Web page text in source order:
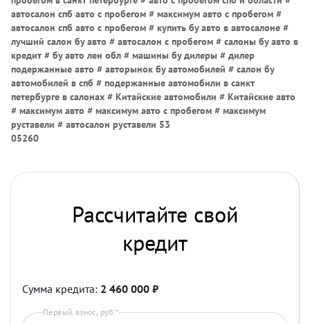
автосалон спб авто с пробегом # максимум авто с пробегом #
автосалон спб авто с пробегом # купить бу авто в автосалоне #
лучший салон бу авто # автосалон с пробегом # салоны бу авто в
кредит # бу авто лен обл # машины бу дилеры # дилер
подержанные авто # авторынок бу автомобилей # салон бу
автомобилей в спб # подержанные автомобили в санкт
петербурге в салонах # Китайские автомобили # Китайские авто
# максимум авто # максимум авто с пробегом # максимум
руставели # автосалон руставели 53
05260
Рассчитайте свой
кредит
Сумма кредита: 2 460 000 ₽
Первый взнос, руб.*